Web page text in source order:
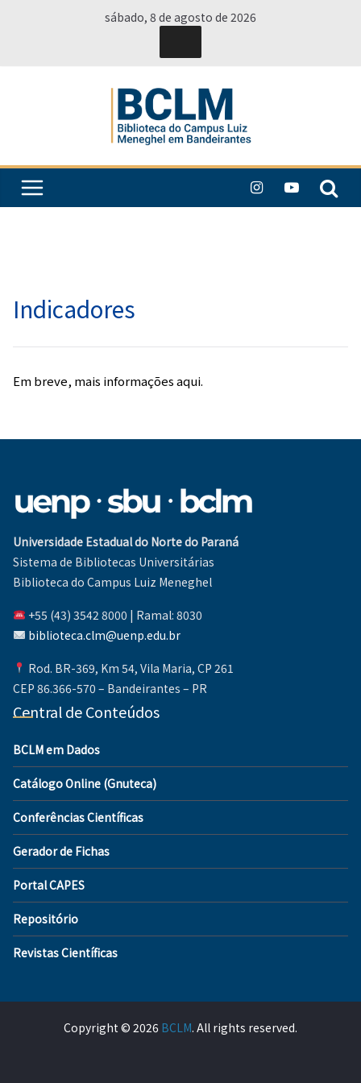
sábado, 8 de agosto de 2026
Indicadores
Em breve, mais informações aqui.
Universidade Estadual do Norte do Paraná
Sistema de Bibliotecas Universitárias
Biblioteca do Campus Luiz Meneghel
+55 (43) 3542 8000 | Ramal: 8030
biblioteca.clm@uenp.edu.br
Rod. BR-369, Km 54, Vila Maria, CP 261
CEP 86.366-570 – Bandeirantes – PR
Central de Conteúdos
BCLM em Dados
Catálogo Online (Gnuteca)
Conferências Científicas
Gerador de Fichas
Portal CAPES
Repositório
Revistas Científicas
Copyright © 2026 BCLM. All rights reserved.